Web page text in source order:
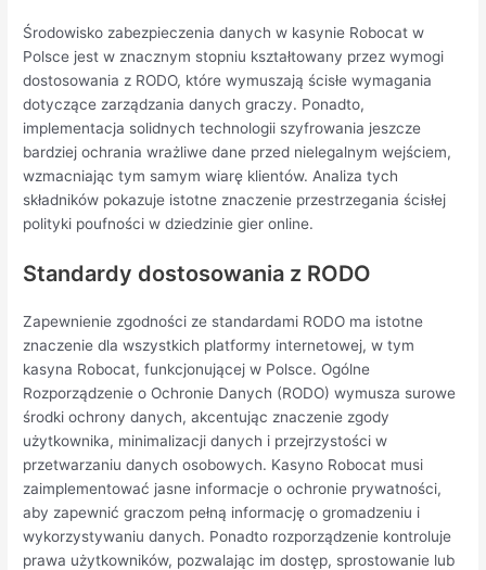
Środowisko zabezpieczenia danych w kasynie Robocat w
Polsce jest w znacznym stopniu kształtowany przez wymogi
dostosowania z RODO, które wymuszają ścisłe wymagania
dotyczące zarządzania danych graczy. Ponadto,
implementacja solidnych technologii szyfrowania jeszcze
bardziej ochrania wrażliwe dane przed nielegalnym wejściem,
wzmacniając tym samym wiarę klientów. Analiza tych
składników pokazuje istotne znaczenie przestrzegania ścisłej
polityki poufności w dziedzinie gier online.
Standardy dostosowania z RODO
Zapewnienie zgodności ze standardami RODO ma istotne
znaczenie dla wszystkich platformy internetowej, w tym
kasyna Robocat, funkcjonującej w Polsce. Ogólne
Rozporządzenie o Ochronie Danych (RODO) wymusza surowe
środki ochrony danych, akcentując znaczenie zgody
użytkownika, minimalizacji danych i przejrzystości w
przetwarzaniu danych osobowych. Kasyno Robocat musi
zaimplementować jasne informacje o ochronie prywatności,
aby zapewnić graczom pełną informację o gromadzeniu i
wykorzystywaniu danych. Ponadto rozporządzenie kontroluje
prawa użytkowników, pozwalając im dostęp, sprostowanie lub